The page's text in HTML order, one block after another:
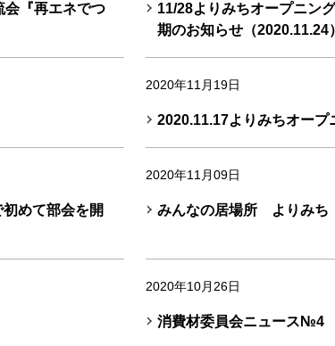
『再エネでつ
11/28よりみちオープニン
期のお知らせ（2020.11.24
2020年11月19日
2020.11.17よりみちオー
めて部会を開
2020年11月09日
みんなの居場所 よりみち
2020年10月26日
消費材委員会ニュース№4